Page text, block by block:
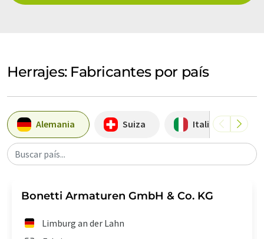
Herrajes: Fabricantes por país
Alemania Suiza Italia
Buscar país...
Bonetti Armaturen GmbH & Co. KG
Limburg an der Lahn